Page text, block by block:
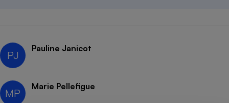
PJ
Pauline Janicot
MP
Marie Pellefigue